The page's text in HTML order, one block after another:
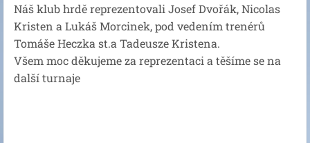
Náš klub hrdě reprezentovali Josef Dvořák, Nicolas
Kristen a Lukáš Morcinek, pod vedením trenérů
Tomáše Heczka st.a Tadeusze Kristena.
Všem moc děkujeme za reprezentaci a těšíme se na
další turnaje